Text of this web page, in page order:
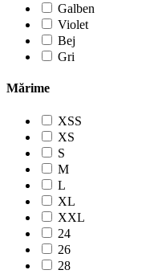
Galben
Violet
Bej
Gri
Mărime
XSS
XS
S
M
L
XL
XXL
24
26
28